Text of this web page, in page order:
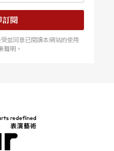
閱
並同意已閱讀本網站的使用
聲明。